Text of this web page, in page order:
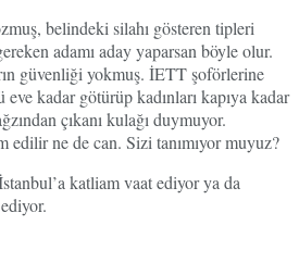
belindeki silahı gösteren tipleri
adamı aday yaparsan böyle olur.
güvenliği yokmuş. İETT şoförlerine
kadar götürüp kadınları kapıya kadar
çıkanı kulağı duymuyor.
edilir ne de can. Sizi tanımıyor muyuz?
katliam vaat ediyor ya da